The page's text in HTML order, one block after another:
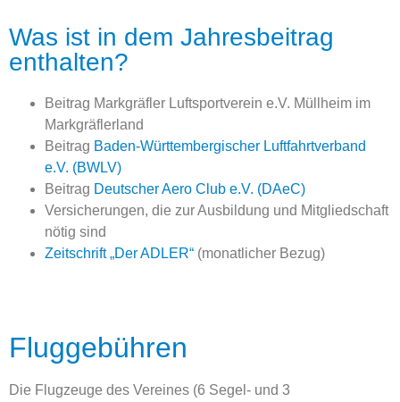
Was ist in dem Jahresbeitrag
enthalten?
Beitrag Markgräfler Luftsportverein e.V. Müllheim im
Markgräflerland
Beitrag Baden-Württembergischer Luftfahrtverband
e.V. (BWLV)
Beitrag Deutscher Aero Club e.V. (DAeC)
Versicherungen, die zur Ausbildung und Mitgliedschaft
nötig sind
Zeitschrift „Der ADLER“ (monatlicher Bezug)
Fluggebühren
Die Flugzeuge des Vereines (6 Segel- und 3